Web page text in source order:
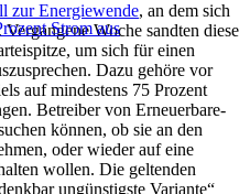
Strom aus
zur Energiewende, an dem sich
Woche sandten diese
um sich für einen
Dazu gehöre vor
auf mindestens 75 Prozent
Betreiber von Erneuerbare-
können, ob sie an den
oder wieder auf eine
wollen. Die geltenden
ungünstigste Variante“